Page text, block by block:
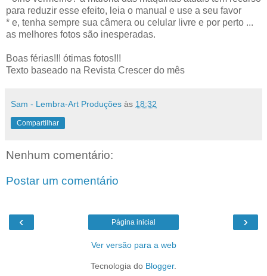
para reduzir esse efeito, leia o manual e use a seu favor
* e, tenha sempre sua câmera ou celular livre e por perto ...
as melhores fotos são inesperadas.
Boas férias!!! ótimas fotos!!!
Texto baseado na Revista Crescer do mês
Sam - Lembra-Art Produções às 18:32
Compartilhar
Nenhum comentário:
Postar um comentário
‹ ›
Página inicial
Ver versão para a web
Tecnologia do Blogger.